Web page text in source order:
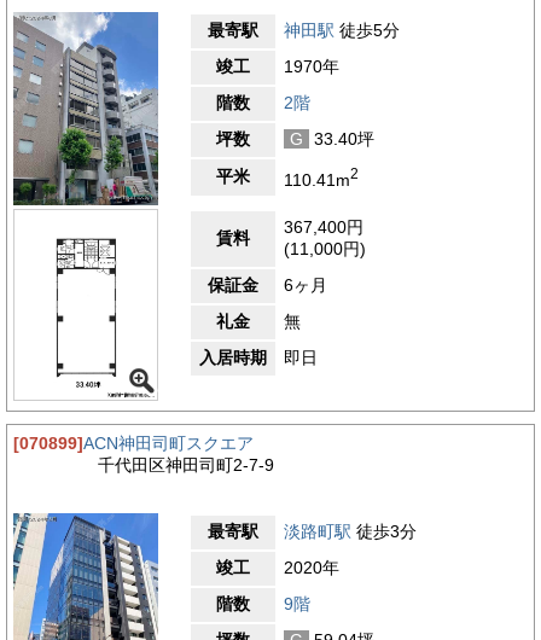
最寄駅 神田駅 徒歩5分
竣工
1970年
階数
2階
坪数
G
33.40坪
平米
110.41m2
賃料
367,400円
(11,000円)
保証金
6ヶ月
礼金
無
入居時期
即日
[070899]ACN神田司町スクエア
千代田区神田司町2-7-9
最寄駅 淡路町駅 徒歩3分
竣工
2020年
階数
9階